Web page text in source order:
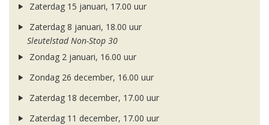
Zaterdag 15 januari, 17.00 uur
Zaterdag 8 januari, 18.00 uur
Sleutelstad Non-Stop 30
Zondag 2 januari, 16.00 uur
Zondag 26 december, 16.00 uur
Zaterdag 18 december, 17.00 uur
Zaterdag 11 december, 17.00 uur